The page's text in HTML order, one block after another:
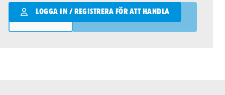
LOGGA IN / REGISTRERA FÖR ATT HANDLA
Qantity
LÄGG I VARUKORGEN